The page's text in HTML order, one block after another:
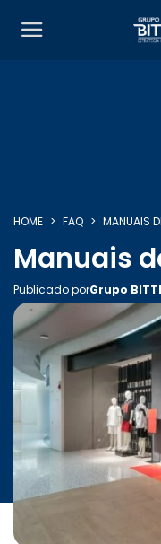
SERVIÇOS
INSIGHTS
CONTATO
HOME FAQ MANUAIS
Manuais
Publicado porGrupo